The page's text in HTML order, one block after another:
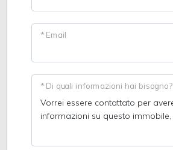
* Email
* Di quali informazioni hai bisogno?